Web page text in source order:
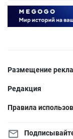
Размещение
Редакция
Правила